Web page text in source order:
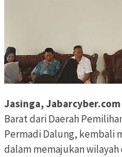
Jasinga, Jabarcyber.com
Barat dari Daerah
Permadi Dalung, kembali
dalam memajukan